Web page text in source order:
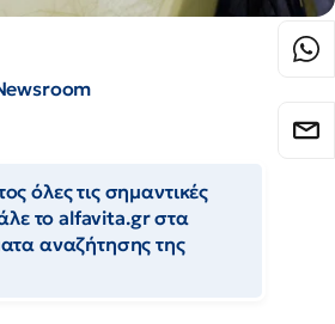
όλες τις σημαντικές
το alfavita.gr στα
αναζήτησης της